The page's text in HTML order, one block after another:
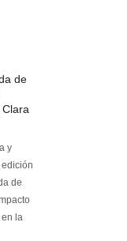
de
y
de
la